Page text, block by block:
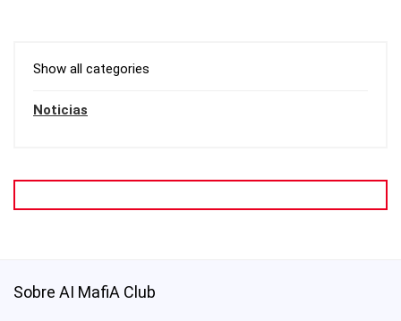
Show all categories
Noticias
Sobre AI MafiA Club